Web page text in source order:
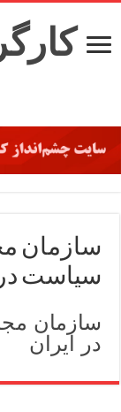
سازمان
سیاست
سازمان
در ایران